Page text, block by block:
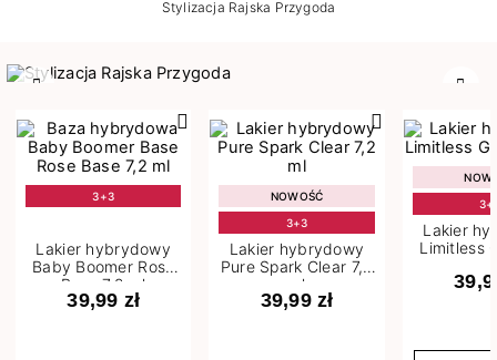
Stylizacja Rajska Przygoda
3+3
Lakier hybrydowy
Baby Boomer Rose
Base 7,2 ml
39,99 zł
NOWOŚĆ
3+3
Lakier hybrydowy
Pure Spark Clear 7,2
ml
39,99 zł
Lakier
Limitless